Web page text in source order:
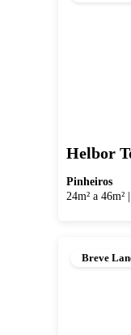
Helbor
Pinheiros
24m² a 46m²
Breve